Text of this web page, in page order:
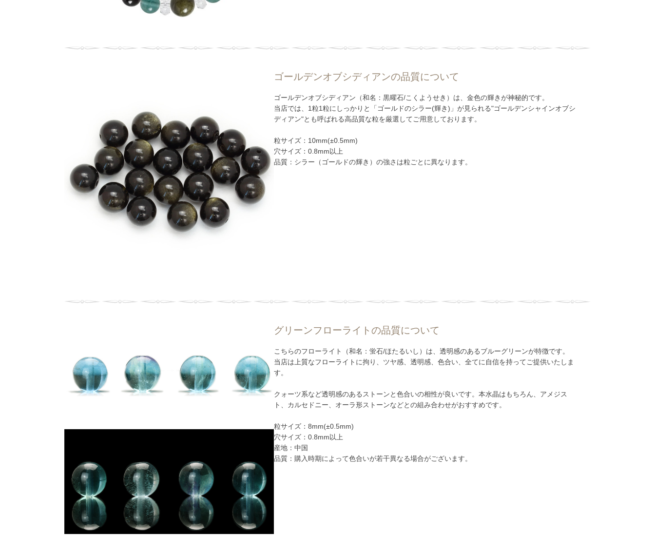
ゴールデンオブシディアンの品質について
ゴールデンオブシディアン（和名：黒曜石/こくようせき）は、金色の輝きが神秘的です。
当店では、1粒1粒にしっかりと「ゴールドのシラー(輝き)」が見られる"ゴールデンシャインオブシ
ディアン"とも呼ばれる高品質な粒を厳選してご用意しております。
粒サイズ：10mm(±0.5mm)
穴サイズ：0.8mm以上
品質：シラー（ゴールドの輝き）の強さは粒ごとに異なります。
グリーンフローライトの品質について
こちらのフローライト（和名：蛍石/ほたるいし）は、透明感のあるブルーグリーンが特徴です。
当店は上質なフローライトに拘り、ツヤ感、透明感、色合い、全てに自信を持ってご提供いたしま
す。
クォーツ系など透明感のあるストーンと色合いの相性が良いです。本水晶はもちろん、アメジス
ト、カルセドニー、オーラ形ストーンなどとの組み合わせがおすすめです。
粒サイズ：8mm(±0.5mm)
穴サイズ：0.8mm以上
産地：中国
品質：購入時期によって色合いが若干異なる場合がございます。